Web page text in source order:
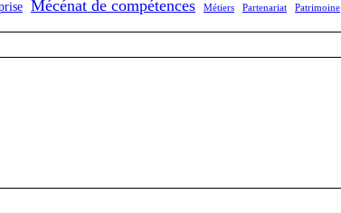
Mécénat de compétences Métiers Partenariat Patrimoine